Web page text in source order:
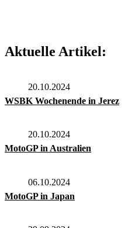
Aktuelle Artikel:
20.10.2024
WSBK Wochenende in Jerez
20.10.2024
MotoGP in Australien
06.10.2024
MotoGP in Japan